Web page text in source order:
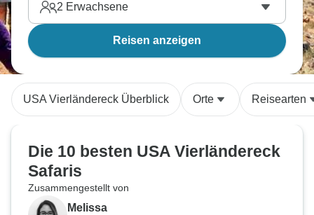
2 Erwachsene
Reisen anzeigen
USA Vierländereck Überblick Orte Reisearten
Die 10 besten USA Vierländereck
Safaris
Zusammengestellt von
Melissa